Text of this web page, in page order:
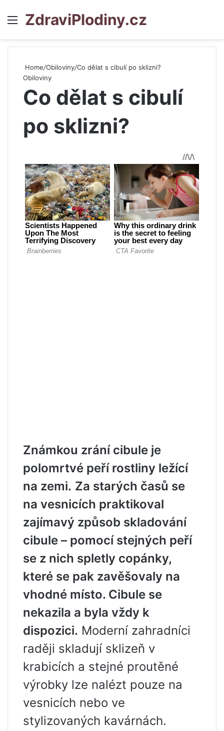
Menu
ZdraviPlodiny.cz
Home/Obiloviny/Co dělat s cibulí po sklizni?
Obiloviny
Co dělat s cibulí
po sklizni?
Známkou zrání cibule je
polomrtvé peří rostliny ležící
na zemi. Za starých časů se
na vesnicích praktikoval
zajímavý způsob skladování
cibule – pomocí stejných peří
se z nich spletly copánky,
které se pak zavěšovaly na
vhodné místo. Cibule se
nekazila a byla vždy k
dispozici. Moderní zahradníci
raději skladují sklizeň v
krabicích a stejné proutěné
výrobky lze nalézt pouze na
vesnicích nebo ve
stylizovaných kavárnách.